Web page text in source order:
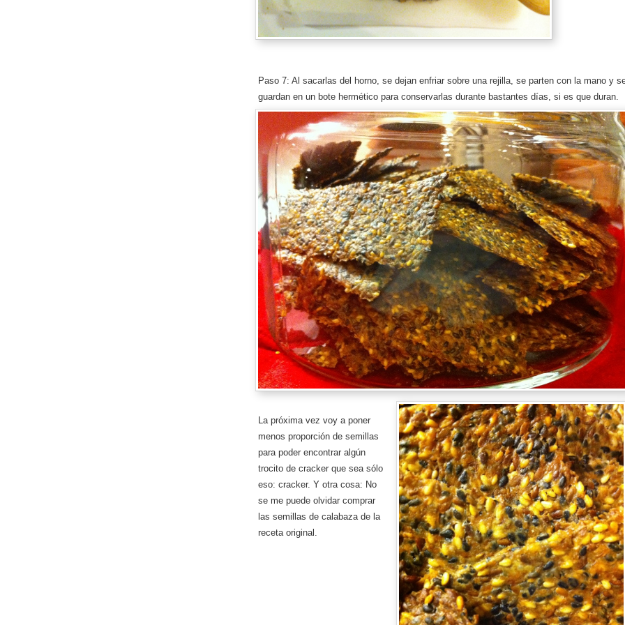
Paso 7: Al sacarlas del horno, se dejan enfriar sobre una rejilla, se parten con la mano y
guardan en un bote hermético para conservarlas durante bastantes días, si es que duran.
La próxima vez voy a poner
menos proporción de semillas
para poder encontrar algún
trocito de cracker que sea sólo
eso: cracker. Y otra cosa: No
se me puede olvidar comprar
las semillas de calabaza de la
receta original.